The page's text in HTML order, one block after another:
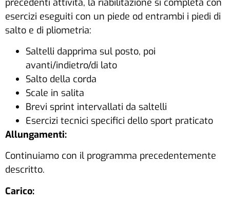
esercizi eseguiti con un piede od entrambi i piedi di
salto e di pliometria:
Saltelli dapprima sul posto, poi
avanti/indietro/di lato
Salto della corda
Scale in salita
Brevi sprint intervallati da saltelli
Esercizi tecnici specifici dello sport praticato
Allungamenti:
Continuiamo con il programma precedentemente
descritto.
Carico: